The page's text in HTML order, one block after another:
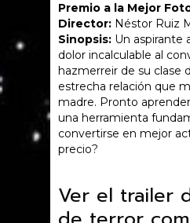
Premio a la Mejor
Director: Néstor Ruiz
Sinopsis: Un aspirante
dolor incalculable al
hazmerreir de su clase
estrecha relación que
madre. Pronto
una herramienta
convertirse en mejor
precio?
Ver el trailer